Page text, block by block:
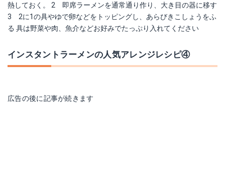
熱しておく。 2 即席ラーメンを通常通り作り、大き目の器に移す
3 2に1の具やゆで卵などをトッピングし、あらびきこしょうをふ
る 具は野菜や肉、魚介などお好みでたっぷり入れてください
インスタントラーメンの人気アレンジレシピ④
広告の後に記事が続きます